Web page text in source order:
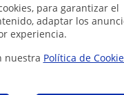
para garantizar el
adaptar los
experiencia.
nuestra Política de